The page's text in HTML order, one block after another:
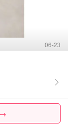
06-23
→